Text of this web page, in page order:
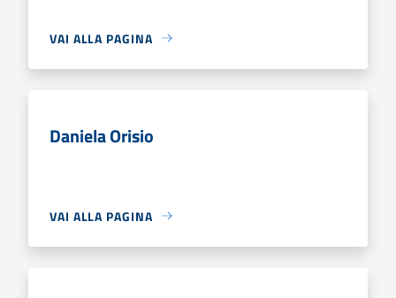
VAI ALLA PAGINA
Daniela Orisio
VAI ALLA PAGINA